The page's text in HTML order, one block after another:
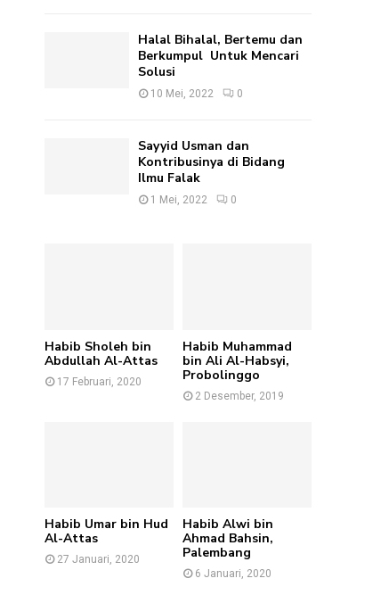
Halal Bihalal, Bertemu dan
Berkumpul Untuk Mencari
Solusi
10 Mei, 2022 0
Sayyid Usman dan
Kontribusinya di Bidang
Ilmu Falak
1 Mei, 2022 0
Habib Sholeh bin
Abdullah Al-Attas
17 Februari, 2020
Habib Muhammad
bin Ali Al-Habsyi,
Probolinggo
2 Desember, 2019
Habib Umar bin Hud
Al-Attas
27 Januari, 2020
Habib Alwi bin
Ahmad Bahsin,
Palembang
6 Januari, 2020